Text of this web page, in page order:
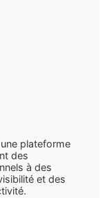
plateforme
des
à des
et des